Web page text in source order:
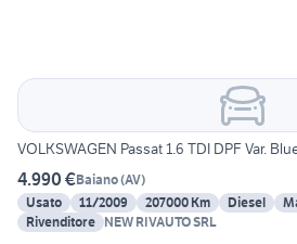
VOLKSWAGEN Passat 1.6 TDI DPF Var.
4.990 €Baiano(AV)
Usato
11/2009 207000 Km Diesel
Rivenditore NEW RIVAUTO SRL